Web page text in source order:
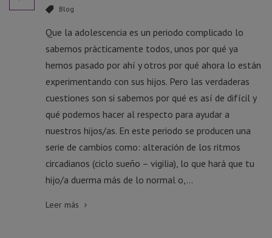
Blog
Que la adolescencia es un periodo complicado lo
sabemos prácticamente todos, unos por qué ya
hemos pasado por ahí y otros por qué ahora lo están
experimentando con sus hijos. Pero las verdaderas
cuestiones son si sabemos por qué es así de difícil y
qué podemos hacer al respecto para ayudar a
nuestros hijos/as. En este periodo se producen una
serie de cambios como: alteración de los ritmos
circadianos (ciclo sueño – vigilia), lo que hará que tu
hijo/a duerma más de lo normal o,...
Leer más